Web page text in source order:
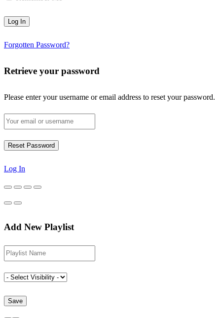
Forgotten Password?
Retrieve your password
Please enter your username or email address to reset your password.
Log In
Add New Playlist